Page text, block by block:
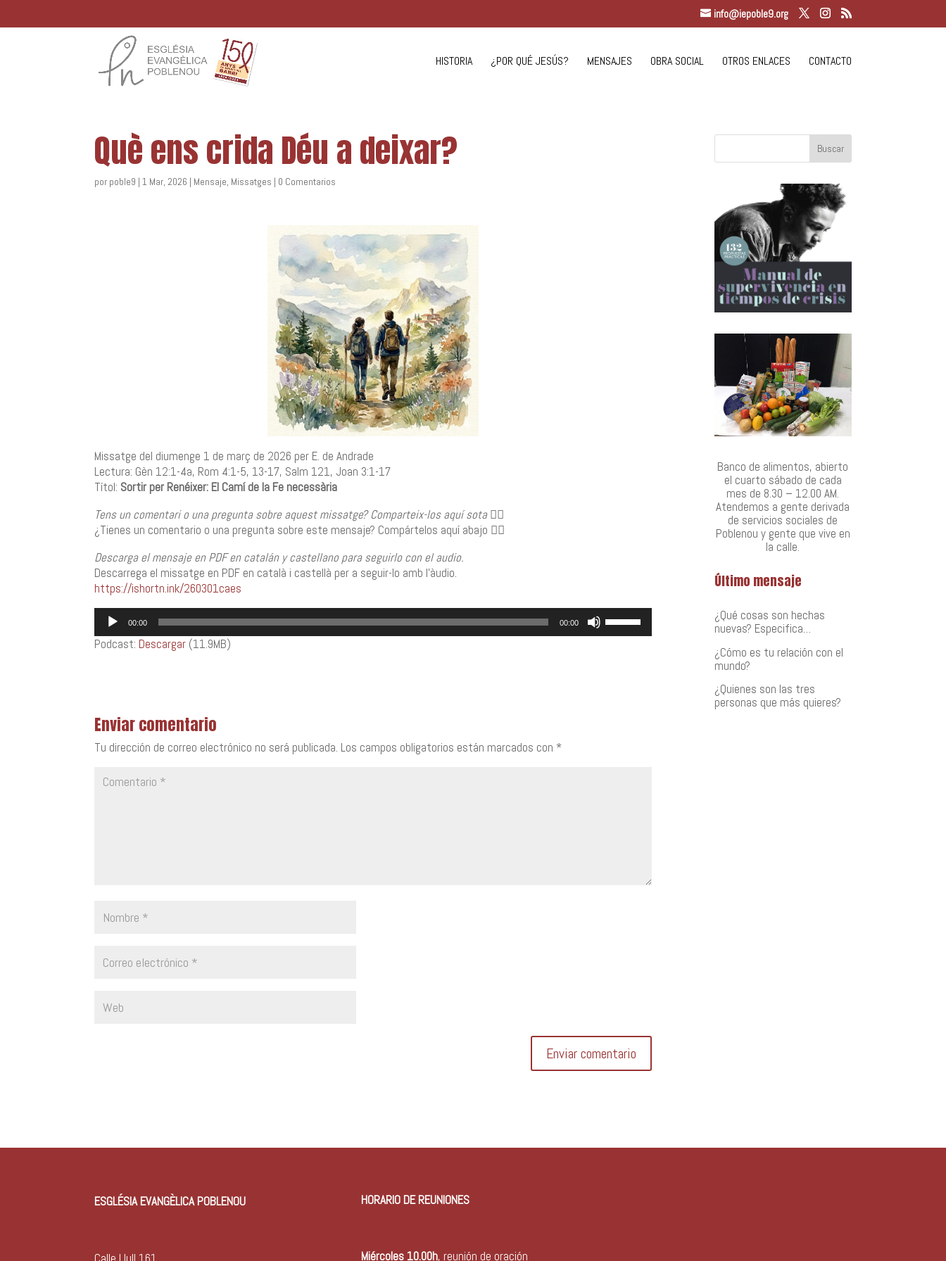
info@iepoble9.org
HISTORIA ¿POR QUÉ JESÚS? MENSAJES OBRA SOCIAL OTROS ENLACES CONTACTO
Què ens crida Déu a deixar?
por poble9 |1 Mar, 2026 | Mensaje, Missatges | 0 Comentarios
Missatge del diumenge 1 de març de 2026 per E. de Andrade
Lectura: Gèn 12:1-4a, Rom 4:1-5, 13-17, Salm 121, Joan 3:1-17
Títol: Sortir per Renéixer: El Camí de la Fe necessària
Tens un comentari o una pregunta sobre aquest missatge? Comparteix-los aquí sota 👇🏼
¿Tienes un comentario o una pregunta sobre este mensaje? Compártelos aquí abajo 👇🏼
Descarga el mensaje en PDF en catalán y castellano para seguirlo con el audio.
Descarrega el missatge en PDF en català i castellà per a seguir-lo amb l’àudio.
https://ishortn.ink/260301caes
Reproductor
de
00:00 00:00
Utiliza
las
Podcast: Descargar (11.9MB)
Enviar comentario
Tu dirección de correo electrónico no será publicada. Los campos obligatorios están marcados con *
Banco de alimentos, abierto
el cuarto sábado de cada
mes de 8.30 – 12.00 AM.
Atendemos a gente derivada
de servicios sociales de
Poblenou y gente que vive en
la calle.
Último mensaje
¿Qué cosas son hechas
nuevas? Especifica…
¿Cómo es tu relación con el
mundo?
¿Quienes son las tres
personas que más quieres?
ESGLÉSIA EVANGÈLICA POBLENOU HORARIO DE REUNIONES
Miércoles 10.00h, reunión de oración